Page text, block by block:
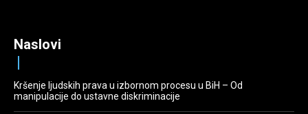
Naslovi
Kršenje ljudskih prava u izbornom procesu u BiH – Od
manipulacije do ustavne diskriminacije